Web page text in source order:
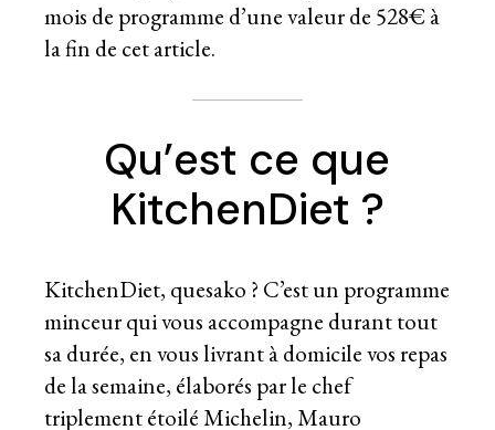
mois de programme d’une valeur de 528€ à
la fin de cet article.
Qu’est ce que
KitchenDiet ?
KitchenDiet, quesako ? C’est un programme
minceur qui vous accompagne durant tout
sa durée, en vous livrant à domicile vos repas
de la semaine, élaborés par le chef
triplement étoilé Michelin, Mauro